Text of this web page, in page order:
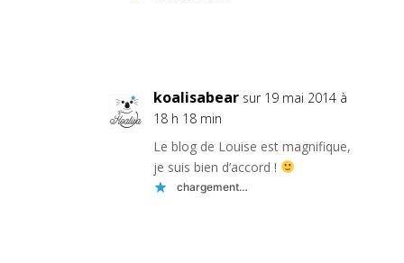
koalisabear sur 19 mai 2014 à
18 h 18 min
Le blog de Louise est magnifique,
je suis bien d’accord !
chargement…